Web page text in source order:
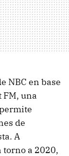
NBC en base
FM, una
de
A
torno a 2020,